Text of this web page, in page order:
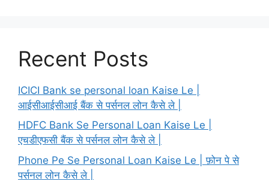
Recent Posts
ICICI Bank se personal loan Kaise Le |
आईसीआईसीआई बैंक से पर्सनल लोन कैसे ले |
HDFC Bank Se Personal Loan Kaise Le |
एचडीएफसी बैंक से पर्सनल लोन कैसे ले |
Phone Pe Se Personal Loan Kaise Le | फ़ोन पे से
पर्सनल लोन कैसे ले |